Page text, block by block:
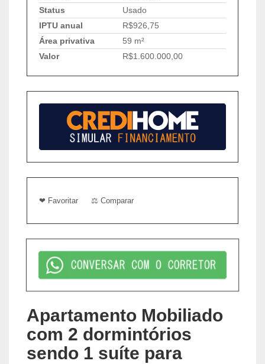
Status
Usado
IPTU anual
R$926,75
Área privativa
59 m²
Valor
R$1.600.000,00
❤ Favoritar ⚖ Comparar
Apartamento Mobiliado
com 2 dormintórios
sendo 1 suíte para